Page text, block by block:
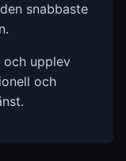
snabbaste
och upplev
och